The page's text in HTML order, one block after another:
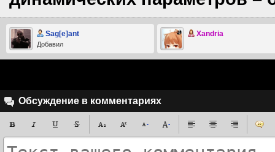
Sag[e]ant
Добавил
Xandria
Обсуждение в комментариях